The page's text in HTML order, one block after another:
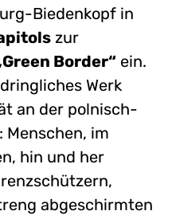
Biedenkopf in
zur
Border“ ein.
Werk
an der polnisch-
Menschen, im
hin und her
abgeschirmten